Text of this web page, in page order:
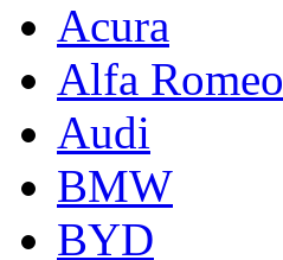
Acura
Alfa Romeo
Audi
BMW
BYD